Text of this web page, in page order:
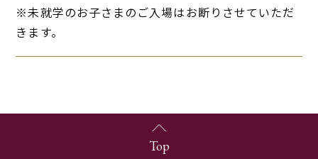
※未就学のお子さまのご入場はお断りさせていただ
きます。
Top